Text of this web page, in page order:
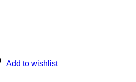
Add to wishlist